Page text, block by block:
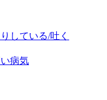
している/吐く
病気